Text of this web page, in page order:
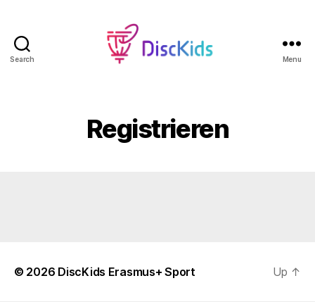
Search Menu
Registrieren
© 2026 DiscKids Erasmus+ Sport Up ↑